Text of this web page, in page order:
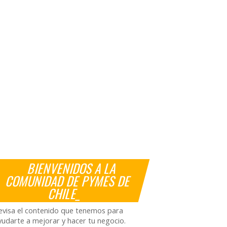
BIENVENIDOS A LA
COMUNIDAD DE PYMES DE
CHILE_
el contenido que tenemos para
a mejorar y hacer tu negocio.